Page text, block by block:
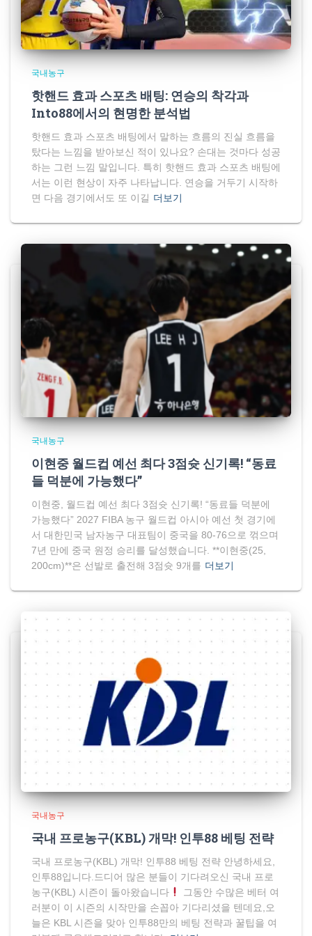
국내농구
핫핸드 효과 스포츠 배팅: 연승의 착각과
Into88에서의 현명한 분석법
핫핸드 효과 스포츠 배팅에서 말하는 흐름의 진실 흐름을
탔다는 느낌을 받아보신 적이 있나요? 손대는 것마다 성공
하는 그런 느낌 말입니다. 특히 핫핸드 효과 스포츠 배팅에
서는 이런 현상이 자주 나타납니다. 연승을 거두기 시작하
면 다음 경기에서도 또 이길 더보기
국내농구
이현중 월드컵 예선 최다 3점슛 신기록! “동료
들 덕분에 가능했다”
이현중, 월드컵 예선 최다 3점슛 신기록! “동료들 덕분에
가능했다” 2027 FIBA 농구 월드컵 아시아 예선 첫 경기에
서 대한민국 남자농구 대표팀이 중국을 80-76으로 꺾으며
7년 만에 중국 원정 승리를 달성했습니다. **이현중(25,
200cm)**은 선발로 출전해 3점슛 9개를 더보기
국내농구
국내 프로농구(KBL) 개막! 인투88 베팅 전략
국내 프로농구(KBL) 개막! 인투88 베팅 전략 안녕하세요,
인투88입니다.드디어 많은 분들이 기다려오신 국내 프로
농구(KBL) 시즌이 돌아왔습니다
그동안 수많은 베터 여
러분이 이 시즌의 시작만을 손꼽아 기다리셨을 텐데요,오
늘은 KBL 시즌을 맞아 인투88만의 베팅 전략과 꿀팁을 여